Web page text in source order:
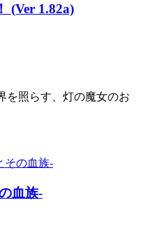
(Ver 1.82a)
を照らす、灯の魔女のお
血族-